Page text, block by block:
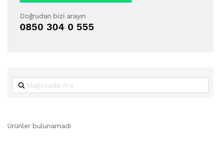
Doğrudan bizi arayın
0850 304 0 555
Ürünler bulunamadı